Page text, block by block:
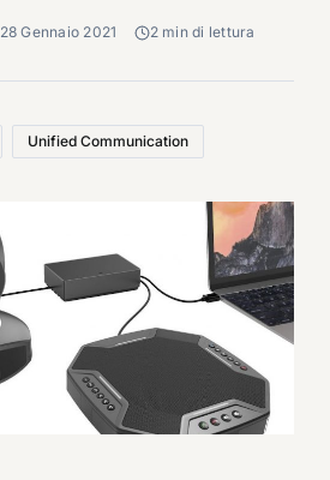
28 Gennaio 2021 2 min di lettura
Unified Communication